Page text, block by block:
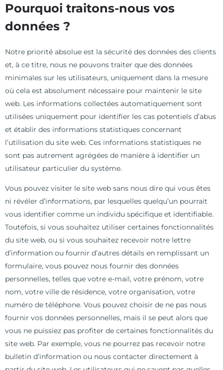
Pourquoi traitons-nous vos
données ?
Notre priorité absolue est la sécurité des données des clients
et, à ce titre, nous ne pouvons traiter que des données
minimales sur les utilisateurs, uniquement dans la mesure
où cela est absolument nécessaire pour maintenir le site
web. Les informations collectées automatiquement sont
utilisées uniquement pour identifier les cas potentiels d’abus
et établir des informations statistiques concernant
l’utilisation du site web. Ces informations statistiques ne
sont pas autrement agrégées de manière à identifier un
utilisateur particulier du système.
Vous pouvez visiter le site web sans nous dire qui vous êtes
ni révéler d’informations, par lesquelles quelqu’un pourrait
vous identifier comme un individu spécifique et identifiable.
Toutefois, si vous souhaitez utiliser certaines fonctionnalités
du site web, ou si vous souhaitez recevoir notre lettre
d’information ou fournir d’autres détails en remplissant un
formulaire, vous pouvez nous fournir des données
personnelles, telles que votre e-mail, votre prénom, votre
nom, votre ville de résidence, votre organisation, votre
numéro de téléphone. Vous pouvez choisir de ne pas nous
fournir vos données personnelles, mais il se peut alors que
vous ne puissiez pas profiter de certaines fonctionnalités du
site web. Par exemple, vous ne pourrez pas recevoir notre
bulletin d’information ou nous contacter directement à